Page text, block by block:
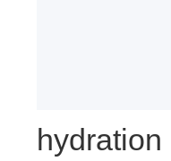
hydration